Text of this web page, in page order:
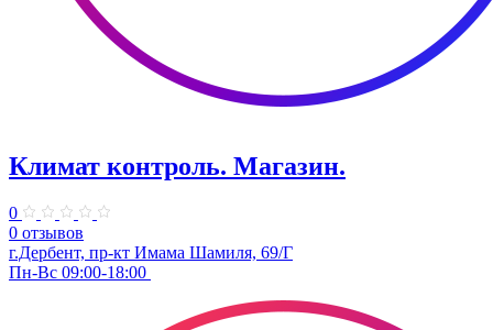
Климат контроль. ​Магазин.
0
0 отзывов
г.Дербент, пр-кт Имама Шамиля, 69/Г
Пн-Вс 09:00-18:00 ​